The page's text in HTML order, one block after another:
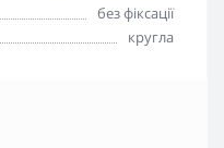
без фіксації
кругла